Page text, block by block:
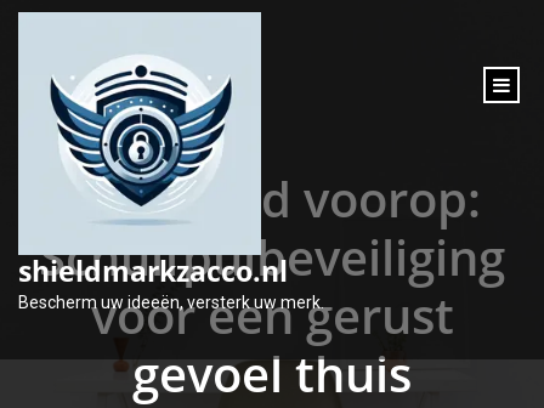
inhoud
shieldmarkzacco.nl
Bescherm uw ideeën, versterk uw merk.
Veiligheid voorop:
Schuifpuibeveiliging
voor een gerust
gevoel thuis